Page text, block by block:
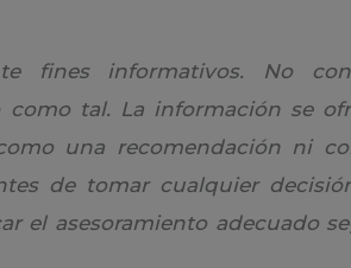
fines informativos. No
tal. La información se
una recomendación ni
de tomar cualquier
el asesoramiento adecuado